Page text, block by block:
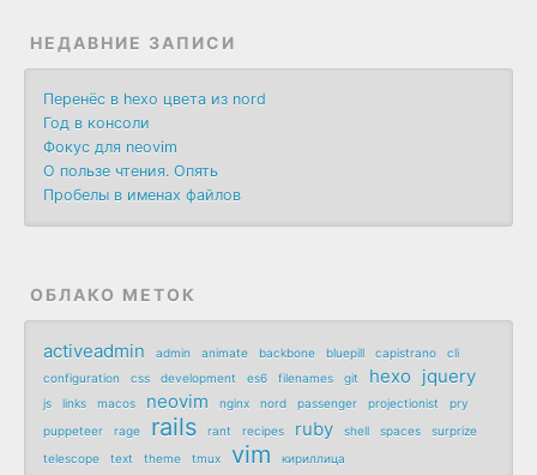
НЕДАВНИЕ ЗАПИСИ
Перенёс в hexo цвета из nord
Год в консоли
Фокус для neovim
О пользе чтения. Опять
Пробелы в именах файлов
ОБЛАКО МЕТОК
activeadmin admin animate backbone bluepill capistrano
cli
configuration
css development es6 filenames git hexo jquery
js links macos neovim nginx nord passenger projectionist
pry
puppeteer
rage rails rant recipes ruby shell spaces
surprize
telescope
text theme tmux vim кириллица